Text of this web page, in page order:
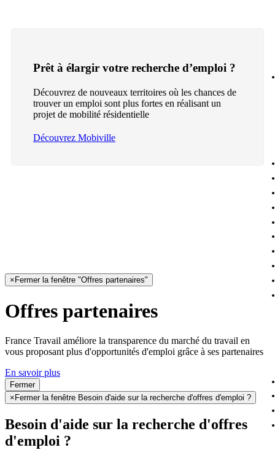
Prêt à élargir votre recherche d’emploi ?
Découvrez de nouveaux territoires où les chances de
trouver un emploi sont plus fortes en réalisant un
projet de mobilité résidentielle
Découvrez Mobiville
× Fermer la fenêtre "Offres partenaires"
Offres partenaires
France Travail améliore la transparence du marché du travail en
vous proposant plus d'opportunités d'emploi grâce à ses partenaires
En savoir plus
Fermer
× Fermer la fenêtre Besoin d'aide sur la recherche d'offres d'emploi ?
Besoin d'aide sur la recherche d'offres
d'emploi ?